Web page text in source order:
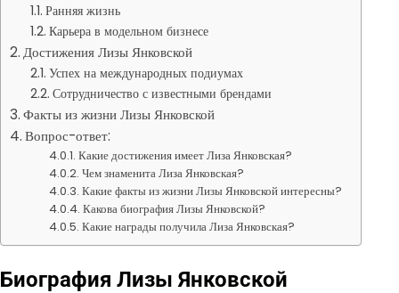
Ранняя жизнь
Карьера в модельном бизнесе
Достижения Лизы Янковской
Успех на международных подиумах
Сотрудничество с известными брендами
Факты из жизни Лизы Янковской
Вопрос-ответ:
Какие достижения имеет Лиза Янковская?
Чем знаменита Лиза Янковская?
Какие факты из жизни Лизы Янковской интересны?
Какова биография Лизы Янковской?
Какие награды получила Лиза Янковская?
Биография Лизы Янковской